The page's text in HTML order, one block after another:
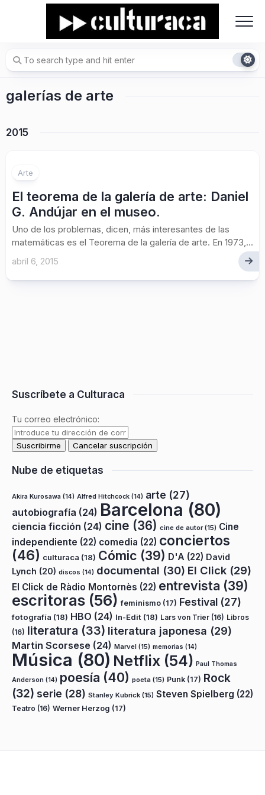
galerías de arte
2015
Arte
El teorema de la galería de arte: Daniel
G. Andújar en el museo.
Uno de los problemas, dicen, más interesantes de las
matemáticas es el Teorema de la galería de arte. En 1973,...
abril 6, 2015
Suscríbete a Culturaca
Tu correo electrónico:
Nube de etiquetas
Akira Kurosawa (14) Alfred Hitchcock (14) arte (27)
autobiografía (24) Barcelona (80)
ciencia ficción (24) cine (36) cine de autor(15) Cine
independiente (22) comedia (22) conciertos
(46) culturaca (18) Cómic (39) D'A (22) David
Lynch (20) discos (14) documental (30) El Click (29)
El Click de Ràdio Montornès (22) entrevista (39)
escritoras (56) feminismo (17) Festival (27)
fotografía (18) HBO (24) In-Edit (18) Lars von Trier (16) Libros
(16) literatura (33) literatura japonesa (29)
Martin Scorsese (24) Marvel (15) memorias (14)
Música (80) Netflix (54) Paul Thomas
Anderson (14) poesía (40) poeta (15) Punk (17) Rock
(32) serie (28) Stanley Kubrick (15) Steven Spielberg (22)
Teatro (16) Werner Herzog (17)